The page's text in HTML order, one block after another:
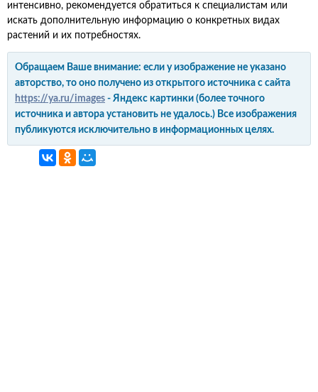
интенсивно, рекомендуется обратиться к специалистам или
искать дополнительную информацию о конкретных видах
растений и их потребностях.
Обращаем Ваше внимание: если у изображение не указано
авторство, то оно получено из открытого источника с сайта
https://ya.ru/images - Яндекс картинки (более точного
источника и автора установить не удалось.) Все изображения
публикуются исключительно в информационных целях.